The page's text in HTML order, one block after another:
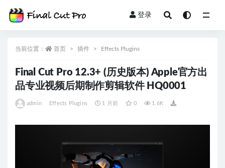
登录
当前位置： 首页 插件 Effects Plugins
Final Cut Pro 12.3+ (历史版本) Apple官方出
品专业视频后期制作剪辑软件 HQ0001
admin Effects Plugins 1 月前 0 1.6K